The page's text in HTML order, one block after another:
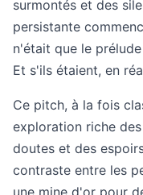
surmontés et des
persistante
n'était que le
Et s'ils étaient, en
Ce pitch, à la fois
exploration riche
doutes et des
contraste entre les
une mine d'or pour